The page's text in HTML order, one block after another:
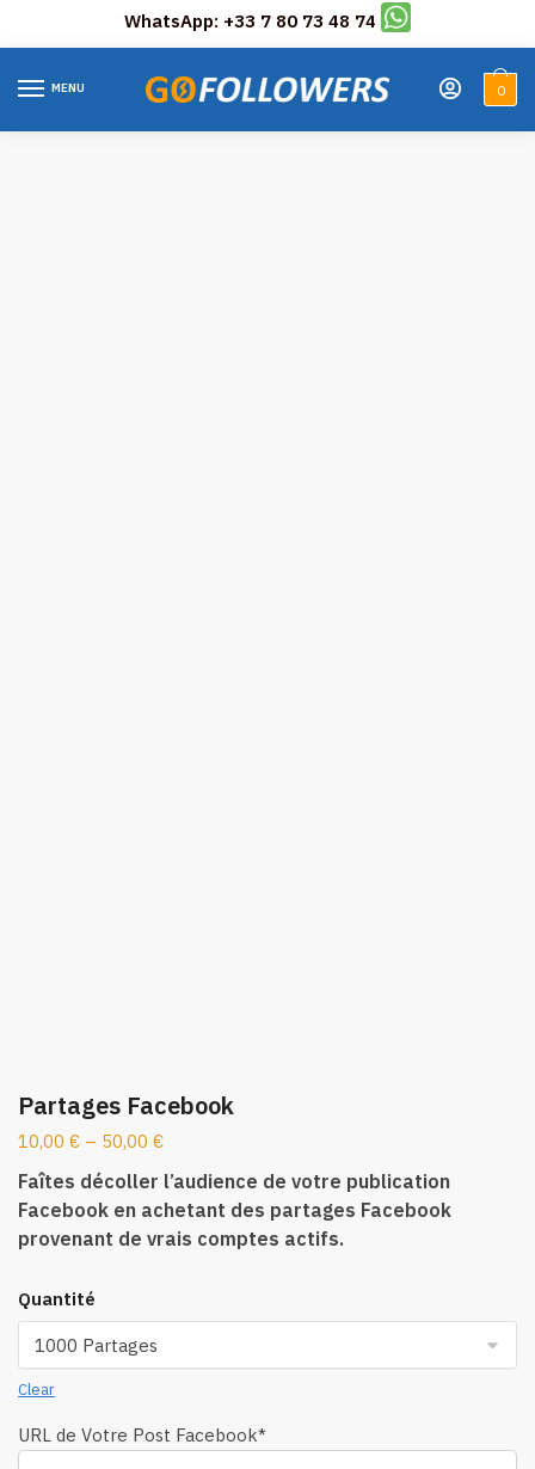
WhatsApp: +33 7 80 73 48 74
MENU 0
Partages Facebook
10,00 € – 50,00 €
Faîtes décoller l’audience de votre publication
Facebook en achetant des partages Facebook
provenant de vrais comptes actifs.
Quantité
Clear
URL de Votre Post Facebook*